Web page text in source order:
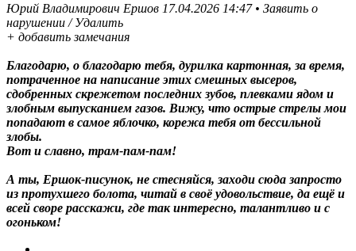
Юрий Владимирович Ершов 17.04.2026 14:47 • Заявить о
нарушении / Удалить
+ добавить замечания
Благодарю, о благодарю тебя, дурилка картонная, за время,
потраченное на написание этих смешных высеров,
сдобренных скрежетом последних зубов, плевками ядом и
злобным выпусканием газов. Вижу, что острые стрелы мои
попадают в самое яблочко, корежа тебя от бессильной
злобы.
Вот и славно, трам-пам-пам!
А ты, Ершок-писунок, не стесняйся, заходи сюда запросто
из протухшего болота, читай в своё удовольствие, да ещё и
всей своре расскажи, где так интересно, талантливо и с
огоньком!